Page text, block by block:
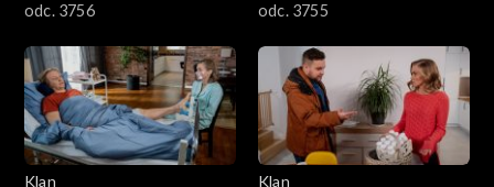
odc. 3756
odc. 3755
Klan
Klan